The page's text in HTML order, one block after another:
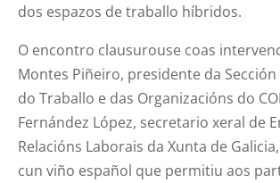
dos espazos de traballo híbridos.
O encontro clausurouse coas
Montes Piñeiro, presidente da Sección
do Traballo e das Organizacións do
Fernández López, secretario xeral de
Relacións Laborais da Xunta de
cun viño español que permitiu aos